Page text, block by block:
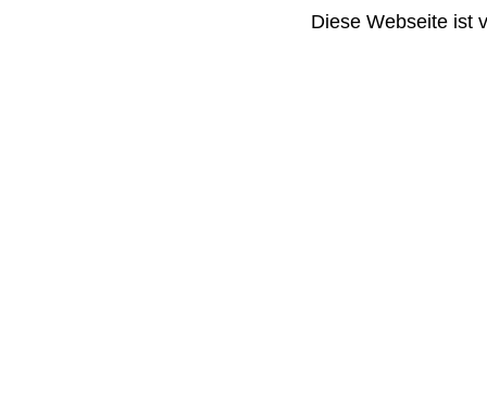
Diese Webseite ist